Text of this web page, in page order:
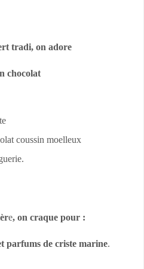
tradi, on adore
chocolat
coussin moelleux
e, on craque pour :
parfums de criste marine.